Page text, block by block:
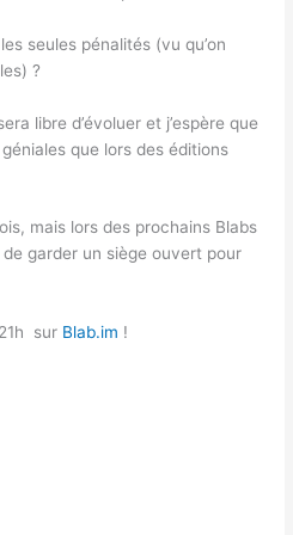
seules pénalités (vu qu’on
?
libre d’évoluer et j’espère que
que lors des éditions
mais lors des prochains Blabs
garder un siège ouvert pour
sur Blab.im !